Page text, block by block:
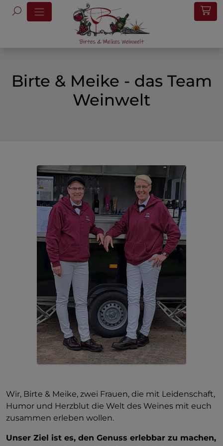
Birte & Meike - das Team
Weinwelt
Wir, Birte & Meike, zwei Frauen, die mit Leidenschaft,
Humor und Herzblut die Welt des Weines mit euch
zusammen erleben wollen.
Unser Ziel ist es, den Genuss erlebbar zu machen,